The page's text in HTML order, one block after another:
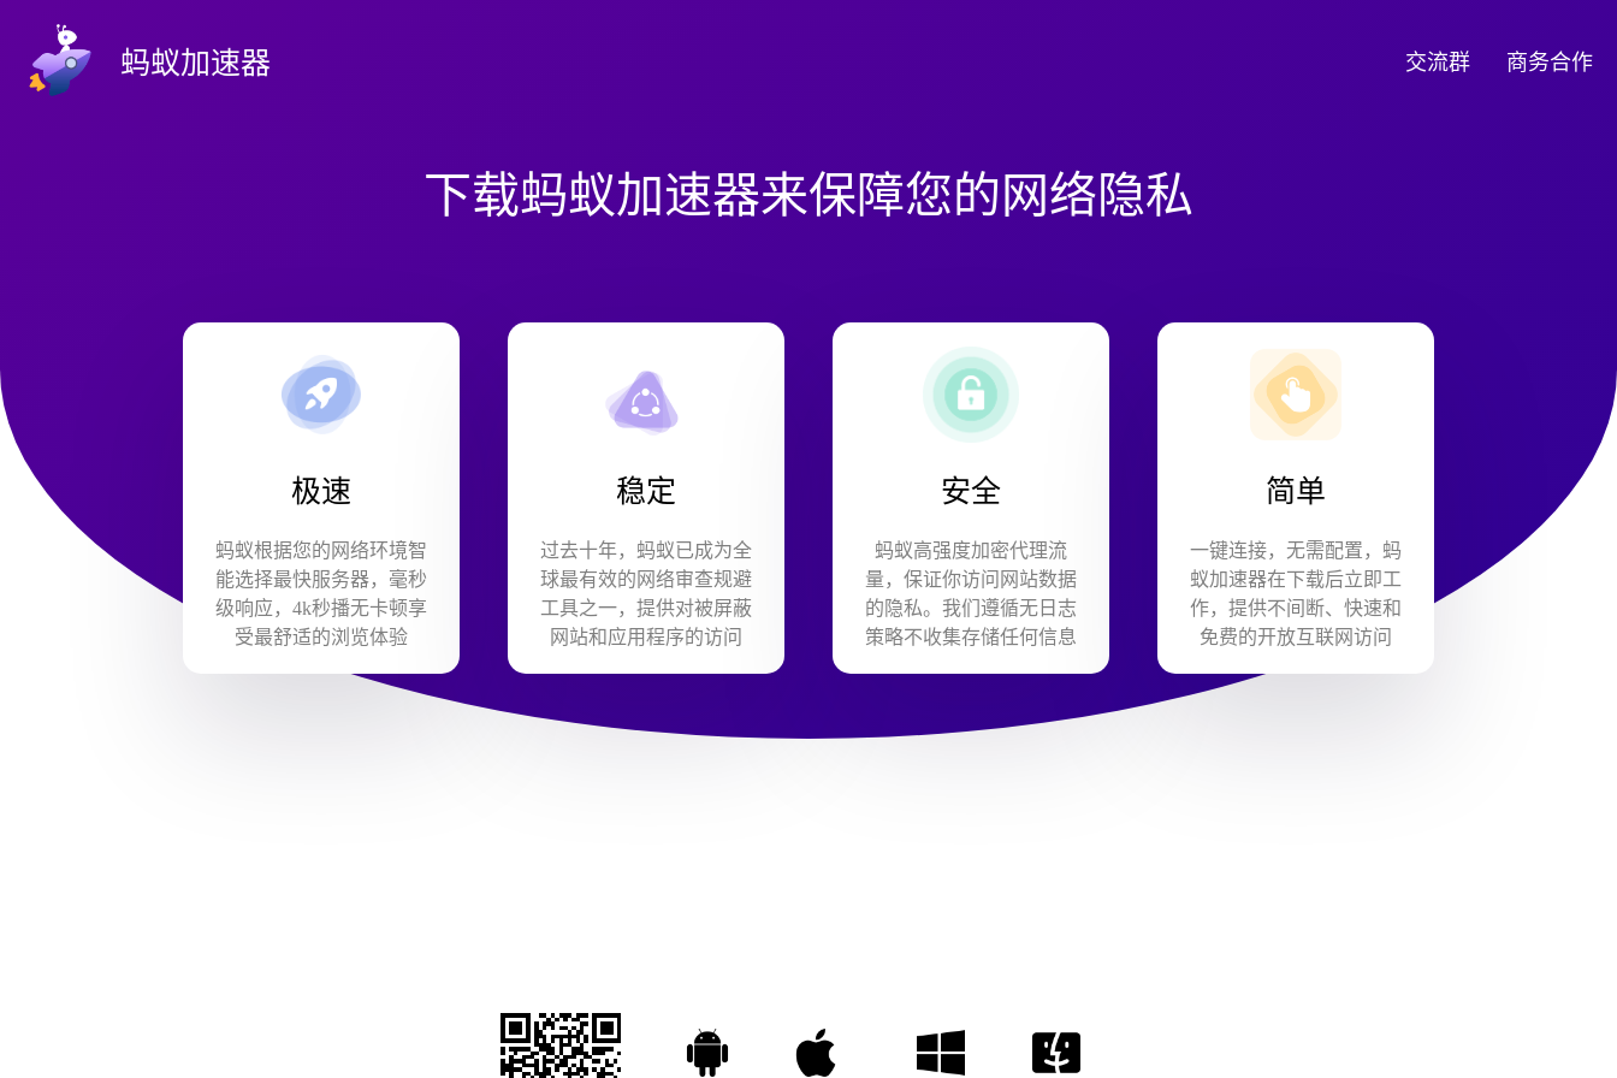
蚂蚁加速器 交流群 商务合作
下载蚂蚁加速器来保障您的网络隐私
极速
蚂蚁根据您的网络环境智
能选择最快服务器，毫秒
级响应，4k秒播无卡顿享
受最舒适的浏览体验
稳定
过去十年，蚂蚁已成为全
球最有效的网络审查规避
工具之一，提供对被屏蔽
网站和应用程序的访问
安全
蚂蚁高强度加密代理流
量，保证你访问网站数据
的隐私。我们遵循无日志
策略不收集存储任何信息
简单
一键连接，无需配置，蚂
蚁加速器在下载后立即工
作，提供不间断、快速和
免费的开放互联网访问